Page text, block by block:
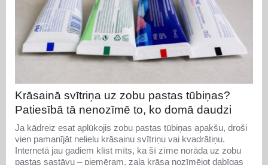
Krāsainā svītriņa uz zobu pastas tūbiņas?
Patiesībā tā nenozīmē to, ko domā daudzi
Ja kādreiz esat aplūkojis zobu pastas tūbiņas apakšu, droši
vien pamanījāt nelielu krāsainu svītriņu vai kvadrātiņu.
Internetā jau gadiem klīst mīts, ka šī zīme norāda uz zobu
pastas sastāvu – piemēram, zaļa krāsa nozīmējot dabīgas